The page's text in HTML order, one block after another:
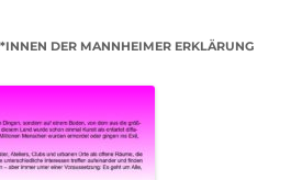
DER MANNHEIMER ERKLÄRUNG